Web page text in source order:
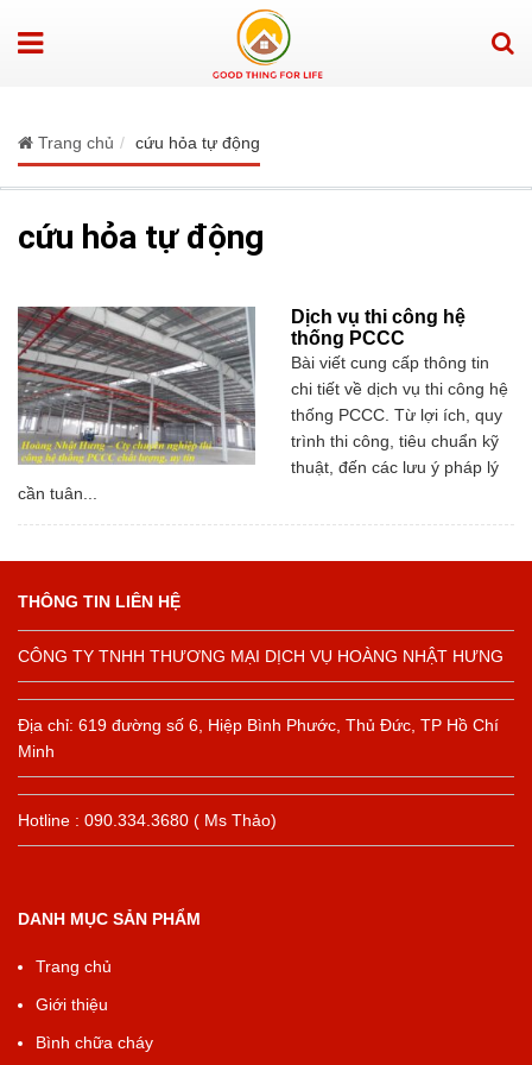
Trang chủ cứu hỏa tự động
cứu hỏa tự động
Dịch vụ thi công hệ
thống PCCC
Bài viết cung cấp thông tin
chi tiết về dịch vụ thi công hệ
thống PCCC. Từ lợi ích, quy
trình thi công, tiêu chuẩn kỹ
thuật, đến các lưu ý pháp lý
cần tuân...
THÔNG TIN LIÊN HỆ
CÔNG TY TNHH THƯƠNG MẠI DỊCH VỤ HOÀNG NHẬT HƯNG
Địa chỉ: 619 đường số 6, Hiệp Bình Phước, Thủ Đức, TP Hồ Chí
Minh
Hotline : 090.334.3680 ( Ms Thảo)
DANH MỤC SẢN PHẨM
Trang chủ
Giới thiệu
Bình chữa cháy